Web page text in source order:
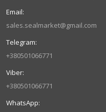
sales.sealmarket@gmail.com
+380501066771
+380501066771